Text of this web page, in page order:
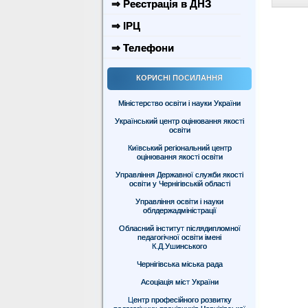
⇒ Реєстрація в ДНЗ
⇒ ІРЦ
⇒ Телефони
КОРИСНІ ПОСИЛАННЯ
Міністерство освіти і науки України
Український центр оцінювання якості
освіти
Київський регіональний центр
оцінювання якості освіти
Управління Державної служби якості
освіти у Чернігівській області
Управління освіти і науки
облдержадміністрації
Обласний інститут післядипломної
педагогічної освіти імені
К.Д.Ушинського
Чернігівська міська рада
Асоціація міст України
Центр професійного розвитку